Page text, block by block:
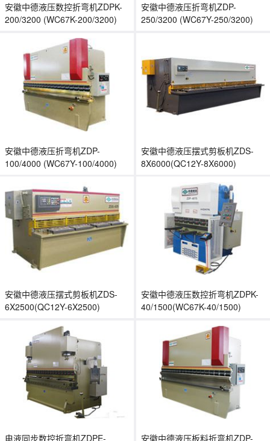
安徽中德液压数控折弯机ZDPK-
200/3200 (WC67K-200/3200)
安徽中德液压折弯机ZDP-
250/3200 (WC67Y-250/3200)
安徽中德液压折弯机ZDP-
100/4000 (WC67Y-100/4000)
安徽中德液压摆式剪板机ZDS-
8X6000(QC12Y-8X6000)
安徽中德液压摆式剪板机ZDS-
6X2500(QC12Y-6X2500)
安徽中德液压数控折弯机ZDPK-
40/1500(WC67K-40/1500)
电液同步数控折弯机ZDPE- 安徽中德液压板料折弯机ZDP-